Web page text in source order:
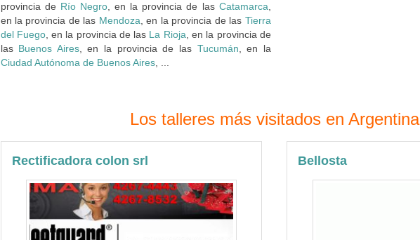
provincia de Río Negro, en la provincia de las Catamarca
en la provincia de las Mendoza , en la provincia de las Tierra
del Fuego, en la provincia de las La Rioja , en la provincia de
las Buenos Aires, en la provincia de las Tucumán , en la
Ciudad Autónoma de Buenos Aires, ...
Los talleres más visitados en Argentina
Rectificadora colon srl Bellosta